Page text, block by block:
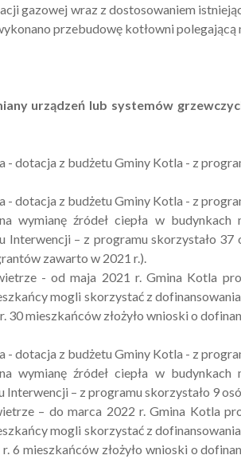
gazowej wraz z dostosowaniem
przebudowę kotłowni polegającą
urządzeń lub systemów
- dotacja z budżetu Gminy Kotla - z
- dotacja z budżetu Gminy Kotla - z
wymianę źródeł ciepła w
Interwencji – z programu skorzystało
zawarto w 2021 r.).
- od maja 2021 r. Gmina Kotla
mogli skorzystać z
30 mieszkańców złożyło wnioski o
- dotacja z budżetu Gminy Kotla - z
wymianę źródeł ciepła w
Interwencji – z programu skorzystało 9
– do marca 2022 r. Gmina Kotla
mogli skorzystać z
6 mieszkańców złożyło wnioski o